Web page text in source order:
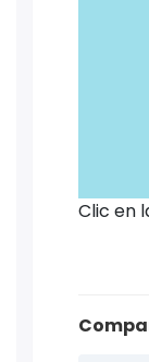
Clic en